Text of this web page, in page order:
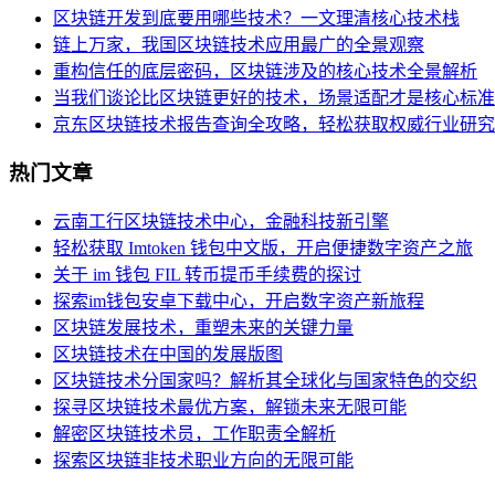
区块链开发到底要用哪些技术？一文理清核心技术栈
链上万家，我国区块链技术应用最广的全景观察
重构信任的底层密码，区块链涉及的核心技术全景解析
当我们谈论比区块链更好的技术，场景适配才是核心标准
京东区块链技术报告查询全攻略，轻松获取权威行业研
热门文章
云南工行区块链技术中心，金融科技新引擎
轻松获取 Imtoken 钱包中文版，开启便捷数字资产之旅
关于 im 钱包 FIL 转币提币手续费的探讨
探索im钱包安卓下载中心，开启数字资产新旅程
区块链发展技术，重塑未来的关键力量
区块链技术在中国的发展版图
区块链技术分国家吗？解析其全球化与国家特色的交织
探寻区块链技术最优方案，解锁未来无限可能
解密区块链技术员，工作职责全解析
探索区块链非技术职业方向的无限可能